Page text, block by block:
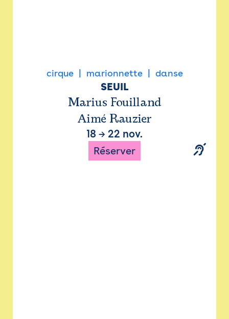
cirque marionnette danse
SEUIL
Marius Fouilland
Aimé Rauzier
18 → 22 nov.
Réserver